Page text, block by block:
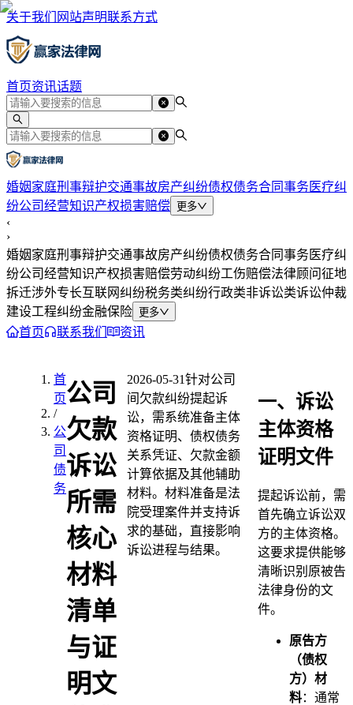
关于我们 网站声明联系方式
首页资讯话题
婚姻家庭刑事辩护交通事故房产纠纷债权债务合同事务医疗纠
纷公司经营知识产权损害赔偿 更多
‹
›
婚姻家庭刑事辩护交通事故房产纠纷债权债务合同事务医疗纠
纷公司经营知识产权损害赔偿劳动纠纷工伤赔偿法律顾问征地
拆迁涉外专长互联网纠纷税务类纠纷行政类非诉讼类诉讼仲裁
建设工程纠纷金融保险 更多
首页 联系我们 资讯
首
页
/
公
司
债
务
公司
欠款
诉讼
所需
核心
材料
清单
与证
明文
2026-05-31针对公司
间欠款纠纷提起诉
讼，需系统准备主体
资格证明、债权债务
关系凭证、欠款金额
计算依据及其他辅助
材料。材料准备是法
院受理案件并支持诉
求的基础，直接影响
诉讼进程与结果。
一、诉讼
主体资格
证明文件
提起诉讼前，需
首先确立诉讼双
方的主体资格。
这要求提供能够
清晰识别原被告
法律身份的文
件。
原告方
（债权
方）材
料：通常